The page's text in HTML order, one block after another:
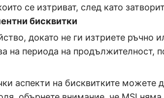
се изтриват, след като
бисквитки
докато не ги изтриете ръчно
на периода на продължителност,
аспекти на бисквитките можете